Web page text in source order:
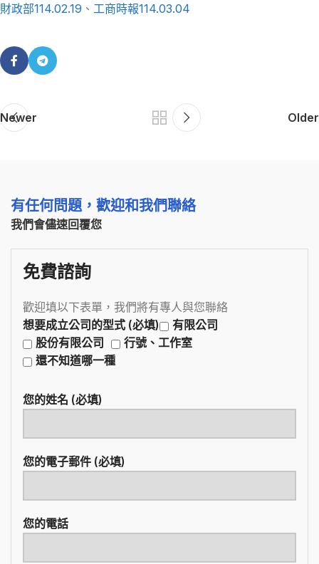
財政部114.02.19 、 工商時報114.03.04
Newer Older
有任何問題，歡迎和我們聯絡
我們會儘速回覆您
免費諮詢
歡迎填以下表單，我們將有專人與您聯絡
想要成立公司的型式 (必填)
有限公司
股份有限公司
行號、工作室
還不知道哪一種
您的姓名 (必填)
您的電子郵件 (必填)
您的電話